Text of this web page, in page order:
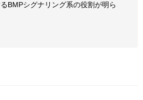
BMPシグナリング系の役割が明ら